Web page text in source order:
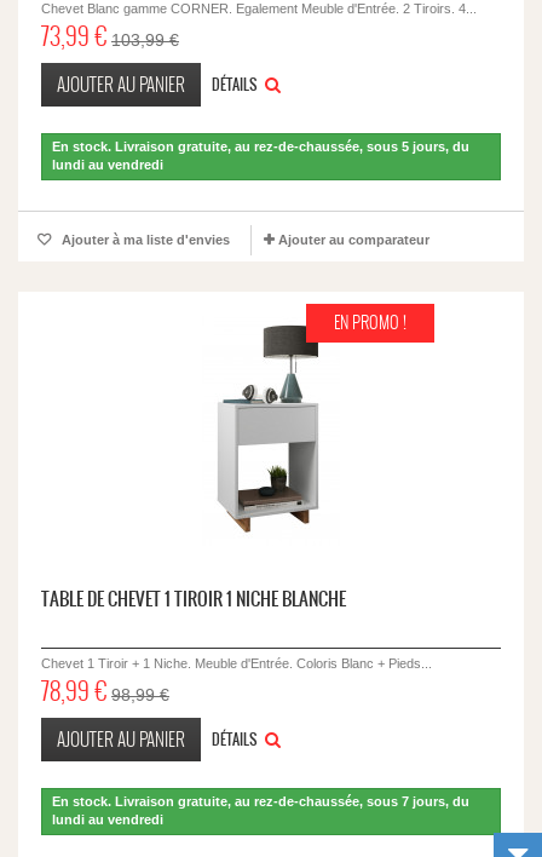
Chevet Blanc gamme CORNER. Egalement Meuble d'Entrée. 2 Tiroirs. 4...
73,99 € 103,99 €
AJOUTER AU PANIER DÉTAILS
En stock. Livraison gratuite, au rez-de-chaussée, sous 5 jours, du
lundi au vendredi
Ajouter à ma liste d'envies Ajouter au comparateur
EN PROMO !
TABLE DE CHEVET 1 TIROIR 1 NICHE BLANCHE
Chevet 1 Tiroir + 1 Niche. Meuble d'Entrée. Coloris Blanc + Pieds...
78,99 € 98,99 €
AJOUTER AU PANIER DÉTAILS
En stock. Livraison gratuite, au rez-de-chaussée, sous 7 jours, du
lundi au vendredi